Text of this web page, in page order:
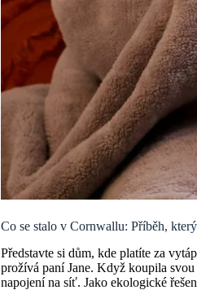
Co se stalo v Cornwallu: Příběh,
Představte si dům, kde platíte za
prožívá paní Jane. Když koupila
napojení na síť. Jako ekologické